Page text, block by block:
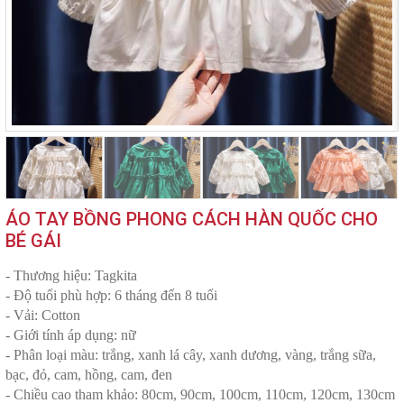
ÁO TAY BỒNG PHONG CÁCH HÀN QUỐC CHO
BÉ GÁI
- Thương hiệu: Tagkita
- Độ tuổi phù hợp: 6 tháng đến 8 tuổi
- Vải: Cotton
- Giới tính áp dụng: nữ
- Phân loại màu: trắng, xanh lá cây, xanh dương, vàng, trắng sữa,
bạc, đỏ, cam, hồng, cam, đen
- Chiều cao tham khảo: 80cm, 90cm, 100cm, 110cm, 120cm, 130cm